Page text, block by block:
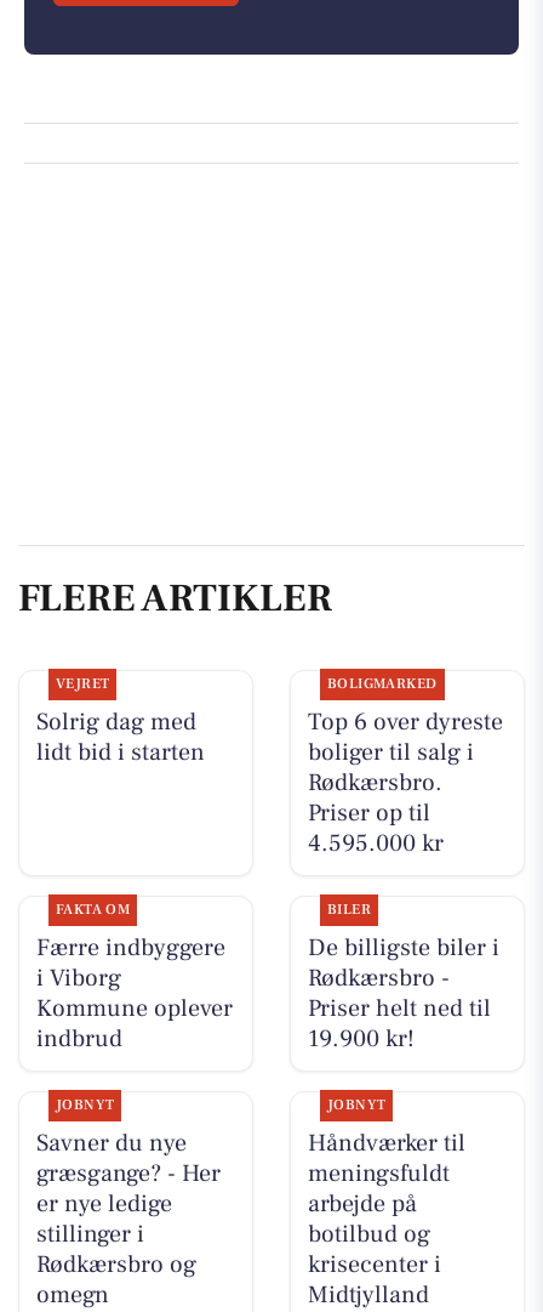
FLERE ARTIKLER
VEJRET
Solrig dag med
lidt bid i starten
BOLIGMARKED
Top 6 over dyreste
boliger til salg i
Rødkærsbro.
Priser op til
4.595.000 kr
FAKTA OM
Færre indbyggere
i Viborg
Kommune oplever
indbrud
BILER
De billigste biler i
Rødkærsbro -
Priser helt ned til
19.900 kr!
JOBNYT
Savner du nye
græsgange? - Her
er nye ledige
stillinger i
Rødkærsbro og
omegn
JOBNYT
Håndværker til
meningsfuldt
arbejde på
botilbud og
krisecenter i
Midtjylland